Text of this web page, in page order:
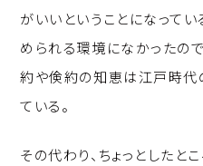
がいいということになって
められる環境になかったの
約や倹約の知恵は江戸時代
ている。
その代わり、ちょっとしたと